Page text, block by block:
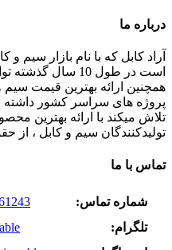
درباره ما
آراد کابل که با نام بازار سیم و
است در طول 10
همچنین ارائه بهترین قیمت
پروژه های سراسر کشور داشته
تلاش میکند با ارائه بهترین
تولیدکنندگان سیم و کابل ،
تماس با ما
شماره تماس:
تلگرام: